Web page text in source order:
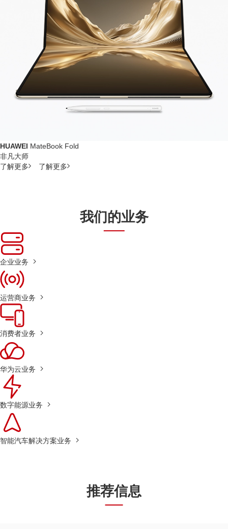
HUAWEI MateBook Fold
非凡大师
了解更多
了解更多
我们的业务
企业业务
运营商业务
消费者业务
华为云业务
数字能源业务
智能汽车解决方案业务
推荐信息